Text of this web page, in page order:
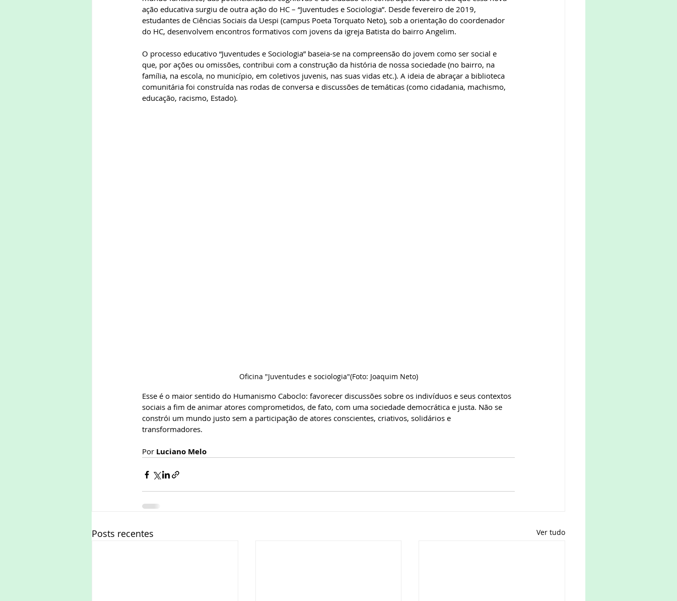
ação educativa surgiu de outra ação do HC – “Juventudes e Sociologia”. Desde fevereiro de 2019,
estudantes de Ciências Sociais da Uespi (campus Poeta Torquato Neto), sob a orientação do coordenador
do HC, desenvolvem encontros formativos com jovens da igreja Batista do bairro Angelim.
O processo educativo “Juventudes e Sociologia” baseia-se na compreensão do jovem como ser social e
que, por ações ou omissões, contribui com a construção da história de nossa sociedade (no bairro, na
família, na escola, no município, em coletivos juvenis, nas suas vidas etc.). A ideia de abraçar a biblioteca
comunitária foi construída nas rodas de conversa e discussões de temáticas (como cidadania, machismo,
educação, racismo, Estado).
Oficina "Juventudes e sociologia"(Foto: Joaquim Neto)
Esse é o maior sentido do Humanismo Caboclo: favorecer discussões sobre os indivíduos e seus contextos
sociais a fim de animar atores comprometidos, de fato, com uma sociedade democrática e justa. Não se
constrói um mundo justo sem a participação de atores conscientes, criativos, solidários e
transformadores.
Por Luciano Melo
Posts recentes Ver tudo